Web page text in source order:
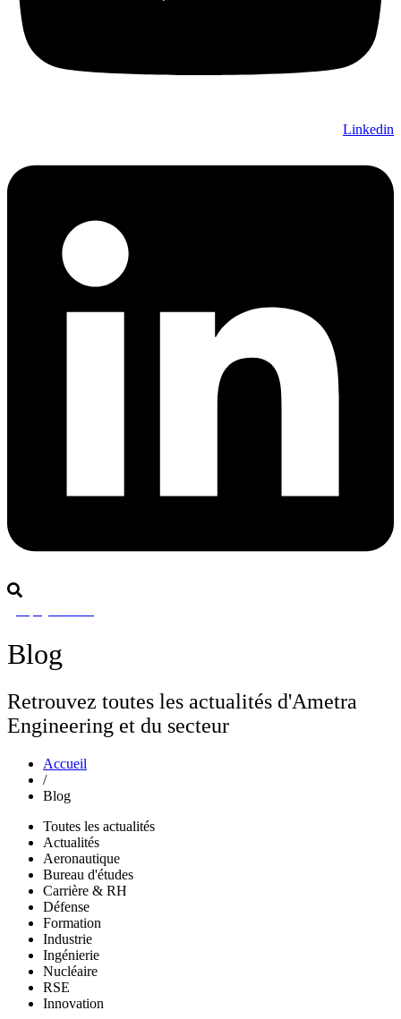
Linkedin
Blog
Retrouvez toutes les actualités d'Ametra
Engineering et du secteur
Accueil
/
Blog
Toutes les actualités
Actualités
Aeronautique
Bureau d'études
Carrière & RH
Défense
Formation
Industrie
Ingénierie
Nucléaire
RSE
Innovation